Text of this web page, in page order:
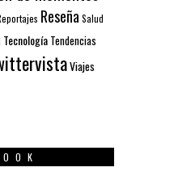
Reseña Salud
Tecnología Tendencias
Viajes